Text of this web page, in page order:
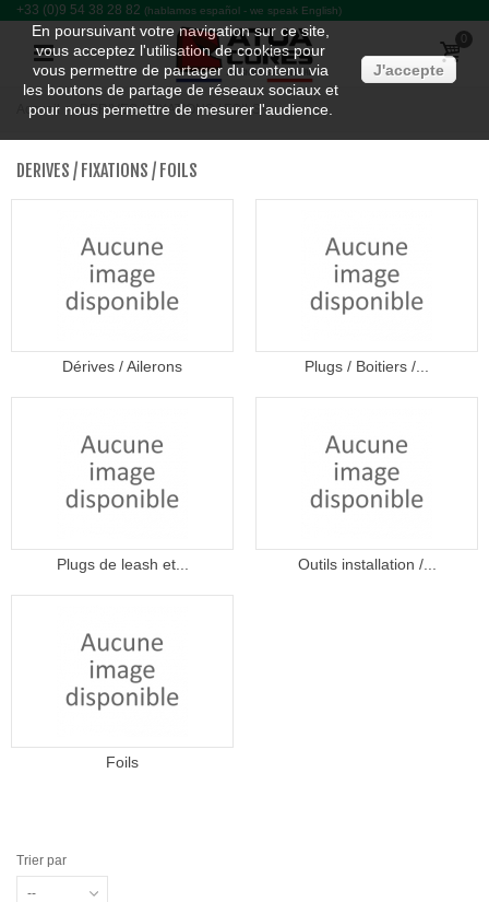
+33 (0)9 54 38 28 82 (hablamos español - we speak English)
0
Accueil > DERIVES / FIXATIONS / FOILS
DERIVES / FIXATIONS / FOILS
Dérives / Ailerons Plugs / Boitiers /...
Plugs de leash et... Outils installation /...
Foils
Trier par
--
En poursuivant votre navigation sur ce site,
vous acceptez l'utilisation de cookies pour
vous permettre de partager du contenu via
les boutons de partage de réseaux sociaux et
pour nous permettre de mesurer l'audience.
J'accepte